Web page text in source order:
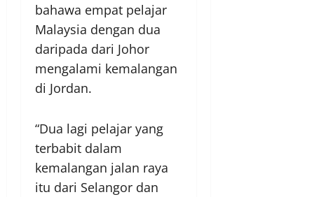
bahawa empat pelajar
Malaysia dengan dua
daripada dari Johor
mengalami kemalangan
di Jordan.
“Dua lagi pelajar yang
terbabit dalam
kemalangan jalan raya
itu dari Selangor dan